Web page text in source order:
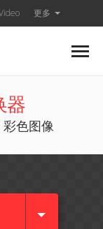
更多
器
色图像